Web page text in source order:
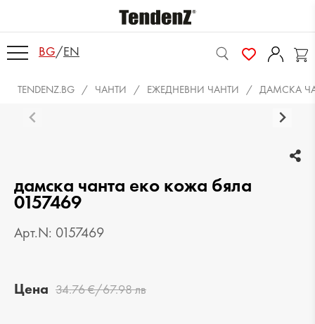
BG/EN
TENDENZ.BG ЧАНТИ ЕЖЕДНЕВНИ ЧАНТИ ДАМСКА
дамска чанта еко кожа бяла
0157469
Арт.N: 0157469
Цена 34.76 €/67.98 лв